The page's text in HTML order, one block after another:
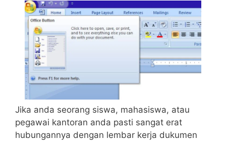
Jika anda seorang siswa, mahasiswa, atau
pegawai kantoran anda pasti sangat erat
hubungannya dengan lembar kerja dukumen